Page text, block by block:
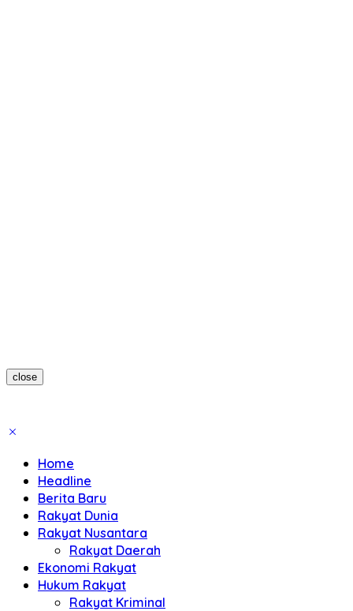
close
Home
Headline
Berita Baru
Rakyat Dunia
Rakyat Nusantara
Rakyat Daerah
Ekonomi Rakyat
Hukum Rakyat
Rakyat Kriminal